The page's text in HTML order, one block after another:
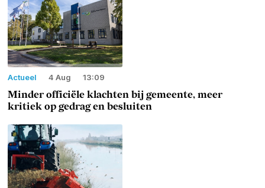
Actueel 4 Aug 13:09
Minder officiële klachten bij gemeente, meer
kritiek op gedrag en besluiten